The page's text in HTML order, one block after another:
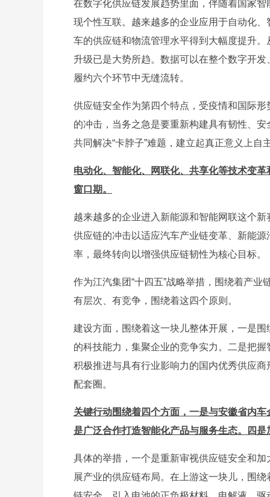
在数字化供应链发展趋势里面，伴随着国家
现个性互联。越来越多的企业应用于自动化
车的供应链和物流管理水平得到大幅度提升
升级已是大势所趋。数据可以在整个数字开
履约六个环节中无缝流转。
供应链安全作为第四个特点，受疫情和国际
的冲击，当务之急是要重新构建具有韧性、
共同解决“卡脖子”难题，建立起真正意义上自
电动化、智能化、网联化、共享化等技术变
窗口期。
越来越多的企业进入新能源和智能网联这个
供应链的冲击以适应汽车产业链变革、新能
率，最终转向以增强供应链韧性为核心目标。
作为江汽集团“十四五”战略举措，围绕着产
有层次、有竞争，围绕着这四个原则。
建设方面，围绕着这一块儿整体开展，一是
的科技能力，集聚企业的竞争实力。二是把
积极推进与具有行业影响力的国内优秀供应
配套圈。
关键行动围绕着四个方面，一是与安徽省内
是广泛合作打造智能化产品与服务生态。四是
具体的举措，一个是重新审视供应链安全和
展产业的供应链布局。在上游这一块儿，围